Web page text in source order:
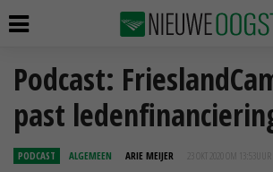
Podcast:
past
PODCAST ALGEMEEN ARIE MEIJER 23 OKT 2020 OM 13:53